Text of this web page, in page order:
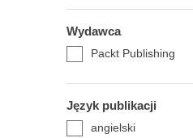
Wydawca
Packt Publishing
Język publikacji
angielski